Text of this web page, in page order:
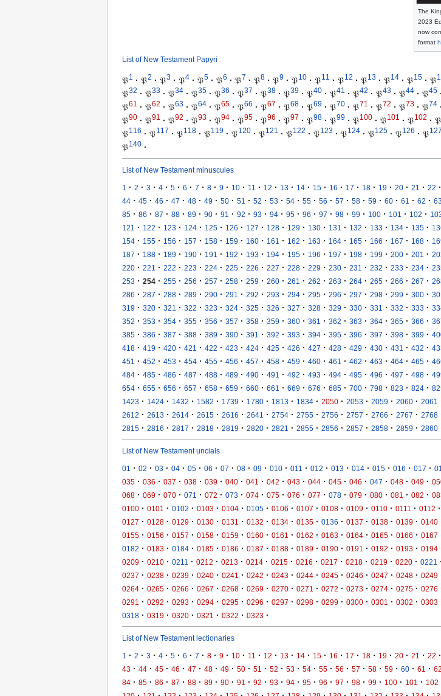
The
2023
now
format
List of New Testament Papyri
𝔓1 · 𝔓2 · 𝔓3 · 𝔓4 · 𝔓5 · 𝔓6 · 𝔓7 · 𝔓8 · 𝔓9 · 𝔓10 · 𝔓11 · 𝔓12 · 𝔓13 · 𝔓14 · 𝔓15 · 𝔓
𝔓32 · 𝔓33 · 𝔓34 · 𝔓35 · 𝔓36 · 𝔓37 · 𝔓38 · 𝔓39 · 𝔓40 · 𝔓41 · 𝔓42 · 𝔓43 · 𝔓44 · 𝔓45 ·
𝔓61 · 𝔓62 · 𝔓63 · 𝔓64 · 𝔓65 · 𝔓66 · 𝔓67 · 𝔓68 · 𝔓69 · 𝔓70 · 𝔓71 · 𝔓72 · 𝔓73 · 𝔓74 ·
𝔓90 · 𝔓91 · 𝔓92 · 𝔓93 · 𝔓94 · 𝔓95 · 𝔓96 · 𝔓97 · 𝔓98 · 𝔓99 · 𝔓100 · 𝔓101 · 𝔓102 · 𝔓
𝔓116 · 𝔓117 · 𝔓118 · 𝔓119 · 𝔓120 · 𝔓121 · 𝔓122 · 𝔓123 · 𝔓124 · 𝔓125 · 𝔓126 · 𝔓127
𝔓140 ·
List of New Testament minuscules
1 · 2 · 3 · 4 · 5 · 6 · 7 · 8 · 9 · 10 · 11 · 12 · 13 · 14 · 15 · 16 · 17 · 18 · 19 · 20 · 21 · 22 ·
44 · 45 · 46 · 47 · 48 · 49 · 50 · 51 · 52 · 53 · 54 · 55 · 56 · 57 · 58 · 59 · 60 · 61 · 62 ·
85 · 86 · 87 · 88 · 89 · 90 · 91 · 92 · 93 · 94 · 95 · 96 · 97 · 98 · 99 · 100 · 101 · 102 ·
121 · 122 · 123 · 124 · 125 · 126 · 127 · 128 · 129 · 130 · 131 · 132 · 133 · 134 · 135 ·
154 · 155 · 156 · 157 · 158 · 159 · 160 · 161 · 162 · 163 · 164 · 165 · 166 · 167 · 168 ·
187 · 188 · 189 · 190 · 191 · 192 · 193 · 194 · 195 · 196 · 197 · 198 · 199 · 200 · 201 ·
220 · 221 · 222 · 223 · 224 · 225 · 226 · 227 · 228 · 229 · 230 · 231 · 232 · 233 · 234 ·
253 · 254 · 255 · 256 · 257 · 258 · 259 · 260 · 261 · 262 · 263 · 264 · 265 · 266 · 267 ·
286 · 287 · 288 · 289 · 290 · 291 · 292 · 293 · 294 · 295 · 296 · 297 · 298 · 299 · 300 ·
319 · 320 · 321 · 322 · 323 · 324 · 325 · 326 · 327 · 328 · 329 · 330 · 331 · 332 · 333 ·
352 · 353 · 354 · 355 · 356 · 357 · 358 · 359 · 360 · 361 · 362 · 363 · 364 · 365 · 366 ·
385 · 386 · 387 · 388 · 389 · 390 · 391 · 392 · 393 · 394 · 395 · 396 · 397 · 398 · 399 ·
418 · 419 · 420 · 421 · 422 · 423 · 424 · 425 · 426 · 427 · 428 · 429 · 430 · 431 · 432 ·
451 · 452 · 453 · 454 · 455 · 456 · 457 · 458 · 459 · 460 · 461 · 462 · 463 · 464 · 465 ·
484 · 485 · 486 · 487 · 488 · 489 · 490 · 491 · 492 · 493 · 494 · 495 · 496 · 497 · 498 ·
654 · 655 · 656 · 657 · 658 · 659 · 660 · 661 · 669 · 676 · 685 · 700 · 798 · 823 · 824 ·
1423 · 1424 · 1432 · 1582 · 1739 · 1780 · 1813 · 1834 · 2050 · 2053 · 2059 · 2060 · 2061
2612 · 2613 · 2614 · 2615 · 2616 · 2641 · 2754 · 2755 · 2756 · 2757 · 2766 · 2767 · 2768
2815 · 2816 · 2817 · 2818 · 2819 · 2820 · 2821 · 2855 · 2856 · 2857 · 2858 · 2859 · 2860
List of New Testament uncials
01 · 02 · 03 · 04 · 05 · 06 · 07 · 08 · 09 · 010 · 011 · 012 · 013 · 014 · 015 · 016 · 017 ·
035 · 036 · 037 · 038 · 039 · 040 · 041 · 042 · 043 · 044 · 045 · 046 · 047 · 048 · 049 ·
068 · 069 · 070 · 071 · 072 · 073 · 074 · 075 · 076 · 077 · 078 · 079 · 080 · 081 · 082 ·
0100 · 0101 · 0102 · 0103 · 0104 · 0105 · 0106 · 0107 · 0108 · 0109 · 0110 · 0111 · 0112 ·
0127 · 0128 · 0129 · 0130 · 0131 · 0132 · 0134 · 0135 · 0136 · 0137 · 0138 · 0139 · 0140
0155 · 0156 · 0157 · 0158 · 0159 · 0160 · 0161 · 0162 · 0163 · 0164 · 0165 · 0166 · 0167
0182 · 0183 · 0184 · 0185 · 0186 · 0187 · 0188 · 0189 · 0190 · 0191 · 0192 · 0193 · 0194
0209 · 0210 · 0211 · 0212 · 0213 · 0214 · 0215 · 0216 · 0217 · 0218 · 0219 · 0220 · 0221 ·
0237 · 0238 · 0239 · 0240 · 0241 · 0242 · 0243 · 0244 · 0245 · 0246 · 0247 · 0248 · 0249
0264 · 0265 · 0266 · 0267 · 0268 · 0269 · 0270 · 0271 · 0272 · 0273 · 0274 · 0275 · 0276
0291 · 0292 · 0293 · 0294 · 0295 · 0296 · 0297 · 0298 · 0299 · 0300 · 0301 · 0302 · 0303
0318 · 0319 · 0320 · 0321 · 0322 · 0323 ·
List of New Testament lectionaries
1 · 2 · 3 · 4 · 5 · 6 · 7 · 8 · 9 · 10 · 11 · 12 · 13 · 14 · 15 · 16 · 17 · 18 · 19 · 20 · 21 · 22 ·
43 · 44 · 45 · 46 · 47 · 48 · 49 · 50 · 51 · 52 · 53 · 54 · 55 · 56 · 57 · 58 · 59 · 60 · 61 · 62
84 · 85 · 86 · 87 · 88 · 89 · 90 · 91 · 92 · 93 · 94 · 95 · 96 · 97 · 98 · 99 · 100 · 101 · 102